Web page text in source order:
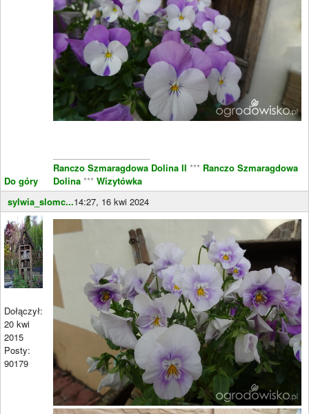
Do góry
Ranczo Szmaragdowa Dolina II *** Ranczo Szmaragdowa
Dolina *** Wizytówka
sylwia_slomc...14:27, 16 kwi 2024
Dołączył:
20 kwi
2015
Posty:
90179